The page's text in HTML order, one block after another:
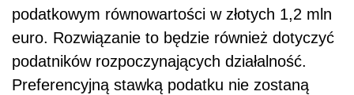
podatkowym równowartości w złotych 1,2 mln
euro. Rozwiązanie to będzie również dotyczyć
podatników rozpoczynających działalność.
Preferencyjną stawką podatku nie zostaną